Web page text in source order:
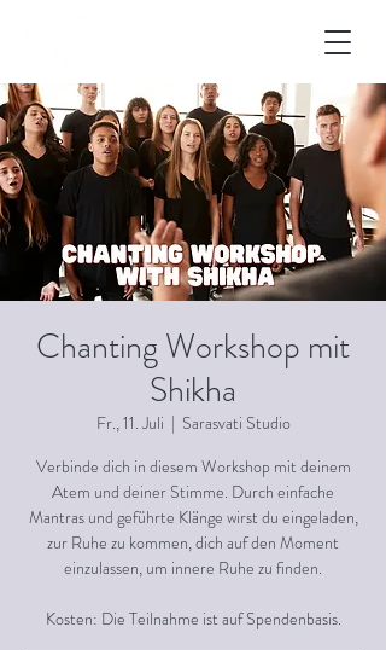
Chanting Workshop mit
Shikha
Fr., 11. Juli
  |
Sarasvati Studio
Verbinde dich in diesem Workshop mit deinem
Atem und deiner Stimme. Durch einfache
Mantras und geführte Klänge wirst du eingeladen,
zur Ruhe zu kommen, dich auf den Moment
einzulassen, um innere Ruhe zu finden.
Kosten: Die Teilnahme ist auf Spendenbasis.